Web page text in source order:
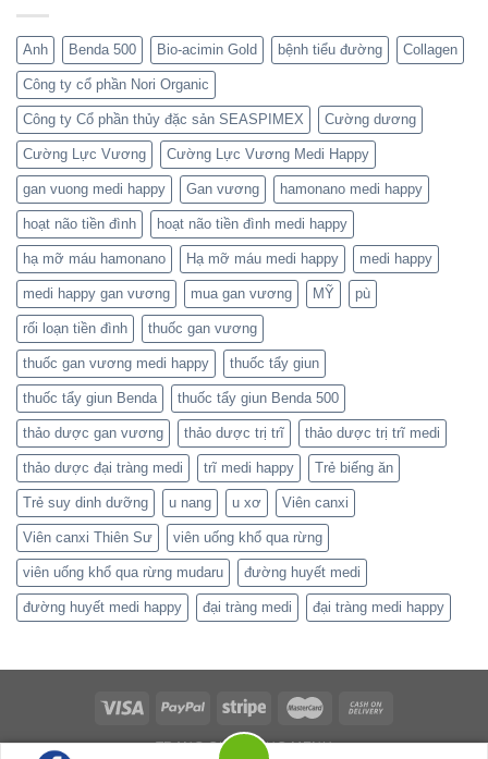
Anh Benda 500 Bio-acimin Gold bệnh tiểu đường Collagen
Công ty cổ phần Nori Organic
Công ty Cổ phần thủy đặc sản SEASPIMEX Cường dương
Cường Lực Vương Cường Lực Vương Medi Happy
gan vuong medi happy Gan vương hamonano medi happy
hoạt não tiền đình hoạt não tiền đình medi happy
hạ mỡ máu hamonano Hạ mỡ máu medi happy medi happy
medi happy gan vương mua gan vương MỸ pù
rối loạn tiền đình thuốc gan vương
thuốc gan vương medi happy thuốc tẩy giun
thuốc tẩy giun Benda thuốc tẩy giun Benda 500
thảo dược gan vương thảo dược trị trĩ thảo dược trị trĩ medi
thảo dược đại tràng medi trĩ medi happy Trẻ biếng ăn
Trẻ suy dinh dưỡng u nang u xơ Viên canxi
Viên canxi Thiên Sư viên uống khổ qua rừng
viên uống khổ qua rừng mudaru đường huyết medi
đường huyết medi happy đại tràng medi đại tràng medi happy
TRANG CHỦ MỤC MENU